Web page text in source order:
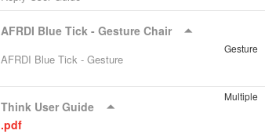
AFRDI Blue Tick - Gesture Chair
AFRDI Blue Tick - Gesture
Gesture
Think User Guide
.pdf
Multiple